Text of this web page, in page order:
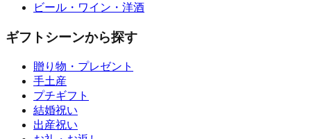
ビール・ワイン・洋酒
ギフトシーンから探す
贈り物・プレゼント
手土産
プチギフト
結婚祝い
出産祝い